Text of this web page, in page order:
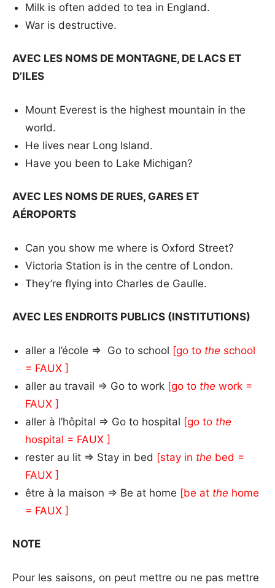
Milk is often added to tea in England.
War is destructive.
AVEC LES NOMS DE MONTAGNE, DE LACS ET
D’ILES
Mount Everest is the highest mountain in the
world.
He lives near Long Island.
Have you been to Lake Michigan?
AVEC LES NOMS DE RUES, GARES ET
AÉROPORTS
Can you show me where is Oxford Street?
Victoria Station is in the centre of London.
They’re flying into Charles de Gaulle.
AVEC LES ENDROITS PUBLICS (INSTITUTIONS)
aller a l’école => Go to school [go to the school
= FAUX ]
aller au travail => Go to work [go to the work =
FAUX ]
aller à l’hôpital => Go to hospital [go to the
hospital = FAUX ]
rester au lit => Stay in bed [stay in the bed =
FAUX ]
être à la maison => Be at home [be at the home
= FAUX ]
NOTE
Pour les saisons, on peut mettre ou ne pas mettre